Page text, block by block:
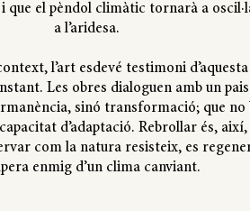
que el pèndol climàtic tornarà a
a l’aridesa.
l’art esdevé testimoni d’aquesta
Les obres dialoguen amb un
sinó transformació; que no
d’adaptació. Rebrollar és, així,
com la natura resisteix, es
enmig d’un clima canviant.